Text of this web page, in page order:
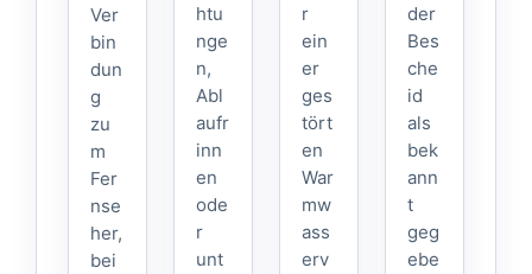
Ver
bin
dun
g
zu
m
Fer
nse
her,
bei
htu
nge
n,
Abl
aufr
inn
en
ode
r
unt
r
ein
er
ges
tört
en
War
mw
ass
erv
der
Bes
che
id
als
bek
ann
t
geg
ebe